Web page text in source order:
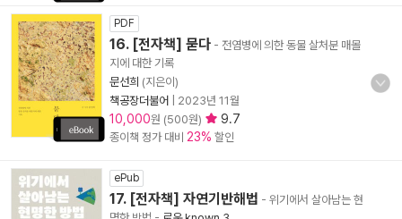
PDF
16. [전자책] 묻다 - 전염병에 의한 동물 살처분 매몰
지에 대한 기록
문선희 (지은이)
책공장더불어
2023년 11월
10,000원 (500원) 9.7
종이책 정가 대비 23% 할인
ePub
17. [전자책] 자연기반해법 - 위기에서 살아남는 현